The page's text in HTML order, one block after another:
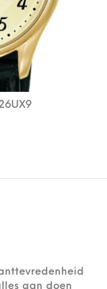
was: €69.00.
is: €48.30.
aan doen